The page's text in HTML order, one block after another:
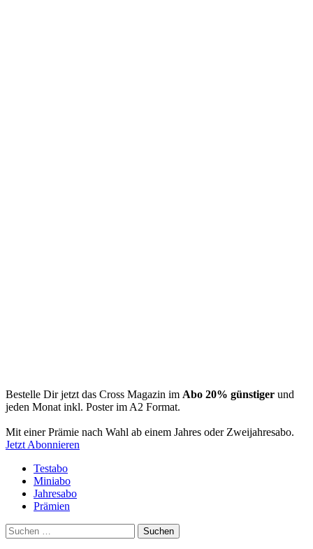
Bestelle Dir jetzt das Cross Magazin im Abo 20% günstiger und
jeden Monat inkl. Poster im A2 Format.
Mit einer Prämie nach Wahl ab einem Jahres oder Zweijahresabo.
Jetzt Abonnieren
Testabo
Miniabo
Jahresabo
Prämien
Suchen
nach: